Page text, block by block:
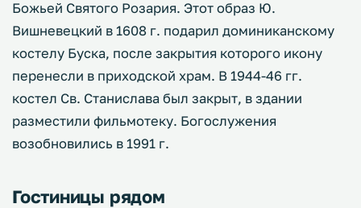
Божьей Святого Розария. Этот образ Ю.
Вишневецкий в 1608 г. подарил доминиканскому
костелу Буска, после закрытия которого икону
перенесли в приходской храм. В 1944-46 гг.
костел Св. Станислава был закрыт, в здании
разместили фильмотеку. Богослужения
возобновились в 1991 г.
Гостиницы рядом